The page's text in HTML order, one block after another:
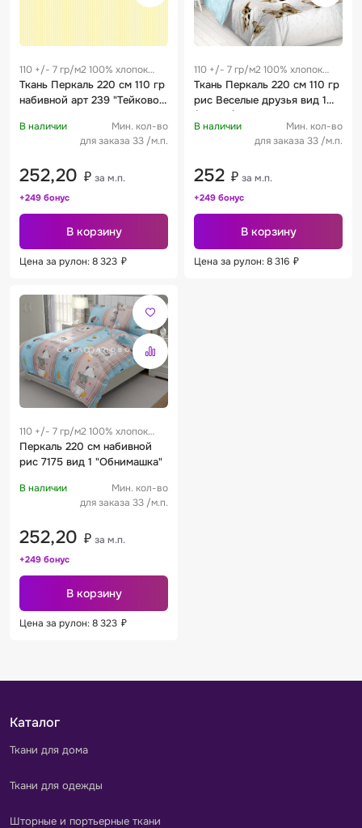
110 +/- 7 гр/м2 100% хлопок
0.25 м
Ткань Перкаль 220 см 110 гр
набивной арт 239 "Тейково"
соната" песчаное сияние
В наличии
Мин. кол-во
для заказа 33 /м.п.
252,20 ₽ за м.п.
+249 бонус
В корзину
Цена за рулон: 8 323 ₽
110 +/- 7 гр/м2 100% хлопок
0.25 м
Ткань Перкаль 220 см 110 гр
рис Веселые друзья вид 1
(основа)
В наличии
Мин. кол-во
для заказа 33 /м.п.
252 ₽ за м.п.
+249 бонус
В корзину
Цена за рулон: 8 316 ₽
110 +/- 7 гр/м2 100% хлопок
0.25 м
Перкаль 220 см набивной
рис 7175 вид 1 "Обнимашка"
В наличии
Мин. кол-во
для заказа 33 /м.п.
252,20 ₽ за м.п.
+249 бонус
В корзину
Цена за рулон: 8 323 ₽
Каталог
Ткани для дома
Ткани для одежды
Шторные и портьерные ткани